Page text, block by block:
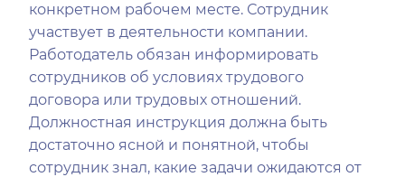
конкретном рабочем месте. Сотрудник
участвует в деятельности компании.
Работодатель обязан информировать
сотрудников об условиях трудового
договора или трудовых отношений.
Должностная инструкция должна быть
достаточно ясной и понятной, чтобы
сотрудник знал, какие задачи ожидаются от